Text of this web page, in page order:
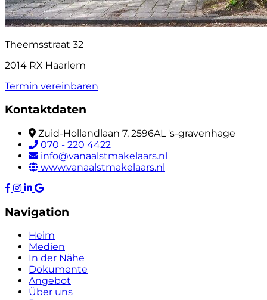
Theemsstraat 32
2014 RX Haarlem
Termin vereinbaren
Kontaktdaten
Zuid-Hollandlaan 7, 2596AL 's-gravenhage
070 - 220 4422
info@vanaalstmakelaars.nl
www.vanaalstmakelaars.nl
Navigation
Heim
Medien
In der Nähe
Dokumente
Angebot
Über uns